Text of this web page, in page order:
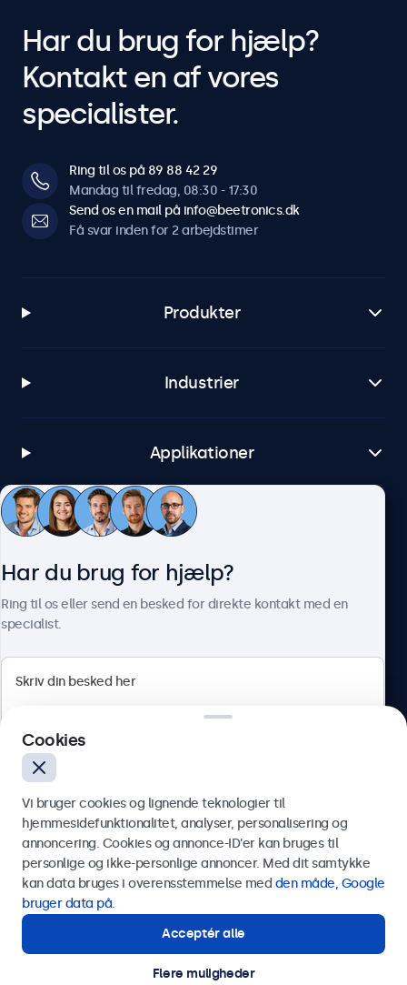
Har du brug for hjælp?
Kontakt en af vores
specialister.
Ring til os på 89 88 42 29
Mandag til fredag, 08:30 - 17:30
Send os en mail på info@beetronics.dk
Få svar inden for 2 arbejdstimer
Produkter
Industrier
Applikationer
Kundeservice
Herstedøstervej 27-29, unit A, 2620 Albertslund, Danmark
Dansk
© 2026 Beetronics
Har du brug for hjælp?
Ring til os eller send en besked for direkte kontakt med en
specialist.
Send
Eller ring til os på
Kontakt vores specialister.
Cookies
Vi bruger cookies og lignende teknologier til
hjemmesidefunktionalitet, analyser, personalisering og
annoncering. Cookies og annonce-ID’er kan bruges til
personlige og ikke-personlige annoncer. Med dit samtykke
kan data bruges i overensstemmelse med den måde, Google
bruger data på.
Acceptér alle
Flere muligheder